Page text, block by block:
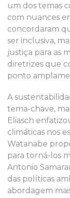
um dos temas
com nuances
concordaram
ser inclusiva,
justiça para as
diretrizes que
ponto
A
tema-chave,
Eliasch
climáticas nos
Watanabe
para torná-los
Antonio
das políticas
abordagem